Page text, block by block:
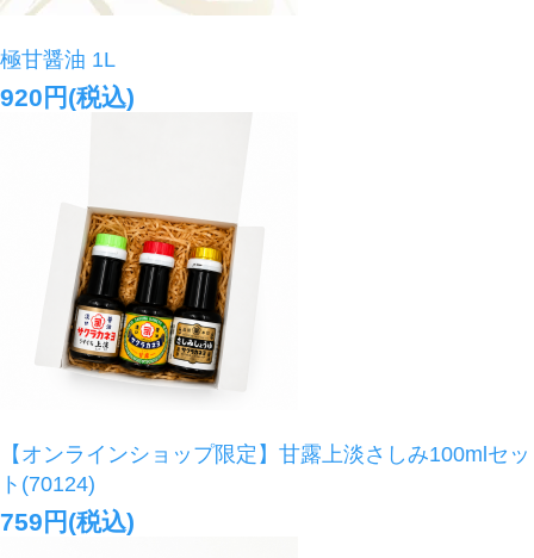
極甘醤油 1L
920円(税込)
【オンラインショップ限定】甘露上淡さしみ100mlセッ
ト(70124)
759円(税込)